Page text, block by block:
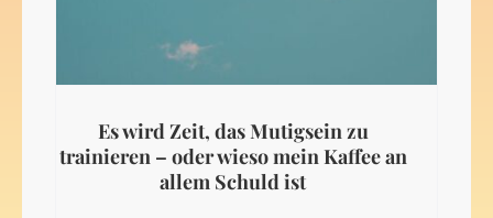
Es wird Zeit, das Mutigsein zu
trainieren – oder wieso mein Kaffee an
allem Schuld ist